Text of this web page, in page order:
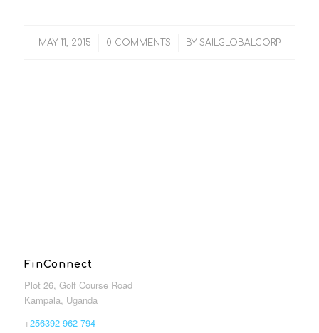
MAY 11, 2015
/ 0 COMMENTS
/ BY SAILGLOBALCORP
FinConnect
Plot 26, Golf Course Road
Kampala, Uganda
+256392 962 794